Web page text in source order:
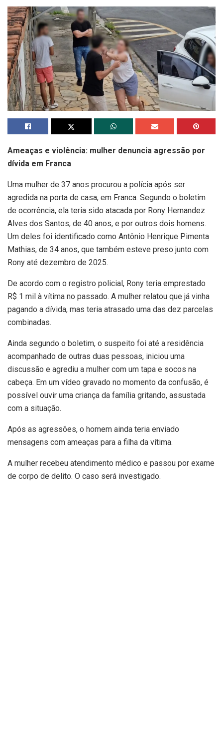
Ameaças e violência: mulher denuncia agressão por
dívida em Franca
Uma mulher de 37 anos procurou a polícia após ser
agredida na porta de casa, em Franca. Segundo o boletim
de ocorrência, ela teria sido atacada por Rony Hernandez
Alves dos Santos, de 40 anos, e por outros dois homens.
Um deles foi identificado como Antônio Henrique Pimenta
Mathias, de 34 anos, que também esteve preso junto com
Rony até dezembro de 2025.
De acordo com o registro policial, Rony teria emprestado
R$ 1 mil à vítima no passado. A mulher relatou que já vinha
pagando a dívida, mas teria atrasado uma das dez parcelas
combinadas.
Ainda segundo o boletim, o suspeito foi até a residência
acompanhado de outras duas pessoas, iniciou uma
discussão e agrediu a mulher com um tapa e socos na
cabeça. Em um vídeo gravado no momento da confusão, é
possível ouvir uma criança da família gritando, assustada
com a situação.
Após as agressões, o homem ainda teria enviado
mensagens com ameaças para a filha da vítima.
A mulher recebeu atendimento médico e passou por exame
de corpo de delito. O caso será investigado.